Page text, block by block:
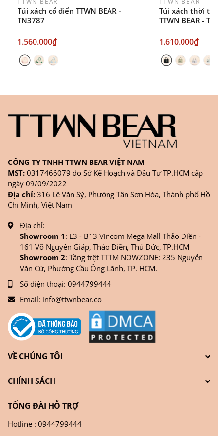
TTWN BEAR
Túi xách cổ điển TTWN BEAR -
TN3787
1.560.000₫
TTWN BEAR
Túi xách thời
TTWN BEAR -
1.610.000₫
CÔNG TY TNHH TTWN BEAR VIỆT NAM
MST: 0317466079 do Sở Kế Hoạch và Đầu Tư TP.HCM cấp
ngày 09/09/2022
Địa chỉ: 316 Lê Văn Sỹ, Phường Tân Sơn Hòa, Thành phố Hồ
Chí Minh, Việt Nam.
Địa chỉ:
Showroom 1: L3 - B13 Vincom Mega Mall Thảo Điền -
161 Võ Nguyên Giáp, Thảo Điền, Thủ Đức, TP.HCM
Showroom 2: Tầng trệt TTTM NOWZONE: 235 Nguyễn
Văn Cừ, Phường Cầu Ông Lãnh, TP. HCM.
Số điện thoại: 0944799444
Email: info@ttwnbear.co
VỀ CHÚNG TÔI
CHÍNH SÁCH
TỔNG ĐÀI HỖ TRỢ
Hotline : 0944799444